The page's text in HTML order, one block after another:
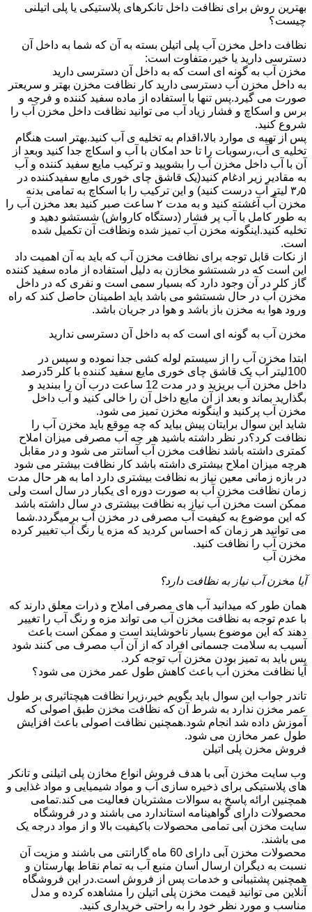
بهترین روش برای نظافت داخل تانکرهای پلاستیکی یا پلی اتیلنی
چیست؟
نظافت داخل مخزن آب پلی اتیلن بسته به آن که شما به داخل آن
دسترسی دارید یا خیر،متفاوت است:
مخزن آب به گونه ای است که به داخل آن دسترسی دارید
به داخل مخزن آب دسترسی دارید کار نظافت مخزن بهتر و سریعتر
صورت می گیرد.پس تنها با استفاده از ماده سفید کننده و فرچه و
برس و اسکاچ و فشار زیاد آب می توانید نظافت داخل مخزن آب را
شروع کنید.
پس از تهیه ی موارد بالا،اقدام به تخلیه ی آب کنید.بهتر است هنگام
تخلیه ی آب،رسوبات را تا حد امکان با آب و اسکاچ جدا کنید وبعد از
آن با آب داخل مخزن آب را بشویید و ترکیب مایع سفید کننده و آب
به مقادیر زیر ادغام کنید(یک قاشق چای خوری مایع سفیدکننده در
۳٫۵ لیتر آب درست کنید) و این ترکیب را با اسکاچ به تمامی بدنه
مخزن آّب آغشته کنید و به مدت ۲ ساعت صبر کنید بعد مخزن آب را
به طور کامل با آب پر فشار (دستگاه کارواش) شستشو دهید و
تخلیه کنید.اینگونه مخزن آب تمیز شده ونظافت آن تکمیل شده
است.
از نکات قابل توجه برای نظافت مخزن آب که باید به آن اهمیت داد
این است که در شستشو مخازن به دلیل استفاده از ماده سفید کننده
گاز کلر در آن وجود دارد که بسیار سمی است و نفری که در داخل
مخزن آب در حال شستشو می باشد باید اطمینان حاصل کند که راه
ورود هوا به مخزن باز باشد و هوا در جریان باشد.
مخزن آب به گونه ای است که به داخل آن دسترسی ندارید
ابتدا مخزن آب را از سیستم لوله کشی جدا نموده و سپس در
100لیتر آب یک قاشق چای خوری مایع سفید کننده با کلر 5درصد
داخل مخزن آب بریزید و در مدت 12 ساعت درب آن را ببندید و
بگذارید بماند و بعد از آن مایع داخل آن را خالی کنید و آب داخل
مخزن آب پرکنید و اینگونه مخزن تمیز می شود.
شاید این سوال برایتان پیش بیاید که چه موقع باید مخزن آب را
نظافت کرد؟در نظر داشته باشید هر چه آب مصرفی میزان املاح
کمتری داشته باشد نظافت مخزن آب آسانتر می شود و در مقابل
هرچه میزان املاح بیشتری داشته باشد کار نظافت بیشتر می شود
در بازه زمانی معین نیاز به نظافت بیشتری دارد اما به هر حال مدت
زمان نظافت مخزن آب به صورت دوره ای یکبار در سال است ولی
ممکن است مخزن آب نیاز به نظافت بیشتری در سال داشته باشد
که این موضوع به کیفیت آب مصرفی در مخزن آب برمیگردد.شما
می توانید هر زمان که احساس کردید که مزه یا رنگ آب تغییر کرده
مخزن آب را نظافت کنید.
مخزن آب
آیا مخزن آب نیاز به نظافت دارد؟
همان طور که میدانید آب های مصرفی املاح و ذرات معلق دارند که
با عدم توجه به نظافت مخزن آب می تواند مزه و رنگ آب را تغییر
دهند که این موضوع بسیار ناخوشایند است و ممکن است باعث
آسیب به سلامت جسمانی افراد که از آن آب مصرف می کنند شود
پس باید به تمیز بودن مخزن آب توجه کرد.
آیا نظافت مخزن آب باعث کاهش طول عمر مخزن می شود؟
تاندر جواب این سوال باید بگویم خیر،زیرا نظافت هیچتاثیری بر طول
عمر مخزن ندارد به شرط آن که نظافت مخزن طبق اصولی که
آموزش داده شد انجام شود.همچنین نظافت اصولی باعث افزایش
طول عمر مخازن می شود.
فروش مخزن پلی اتیلن
وب سایت مخزن آبی با هدف فروش انواع مخازن پلی اتیلنی و تانکر
های پلاستیکی برای ذخیره سازی آب و مواد شیمیایی و مواد غذایی و
همچنین ارائه پاسخ به سوالات مشتریان فعالیت می کند.تمامی
محصولات دارای گواهینامه استاندارد می باشند و در فروشگاه
سایت مخزن آبی تمامی محصولات باکیفیت بالا و از مواد درجه یک
می باشند.
محصولات مخزن آبی دارای 60 ماه گارانتی می باشند و مزیت آن
نسبت به دیگران ارسال آسان منبع آب به تمام نقاط بهارستان و
همچنین پشتیبانی و خدمات پس از فروش است.در این فروشگاه
آنلاین می توانید قیمت مخزن پلی اتیلن را مشاهده کرده و مدل
مناسب و مورد نظر خود را به راحتی خریداری کنید.